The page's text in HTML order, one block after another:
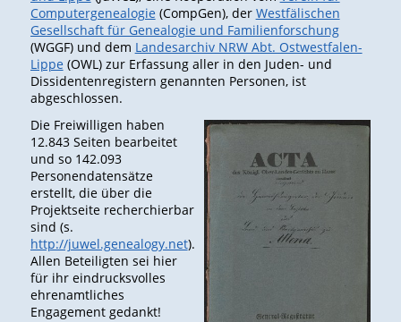
Computergenealogie (CompGen), der Westfälischen
Gesellschaft für Genealogie und Familienforschung
(WGGF) und dem Landesarchiv NRW Abt. Ostwestfalen-
Lippe (OWL) zur Erfassung aller in den Juden- und
Dissidentenregistern genannten Personen, ist
abgeschlossen.
Die Freiwilligen haben
12.843 Seiten bearbeitet
und so 142.093
Personendatensätze
erstellt, die über die
Projektseite recherchierbar
sind (s.
http://juwel.genealogy.net).
Allen Beteiligten sei hier
für ihr eindrucksvolles
ehrenamtliches
Engagement gedankt!